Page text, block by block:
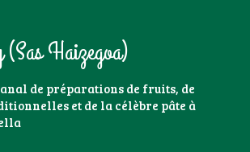
Haizegoa)
de préparations de fruits, de
et de la célèbre pâte à